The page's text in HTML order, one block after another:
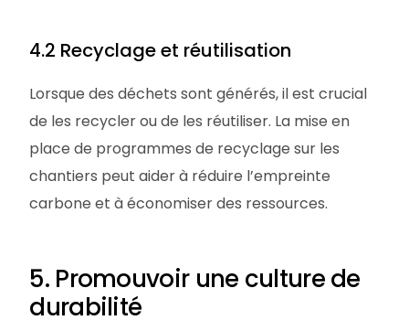
4.2 Recyclage et réutilisation
Lorsque des déchets sont générés, il est crucial
de les recycler ou de les réutiliser. La mise en
place de programmes de recyclage sur les
chantiers peut aider à réduire l’empreinte
carbone et à économiser des ressources.
5. Promouvoir une culture de
durabilité